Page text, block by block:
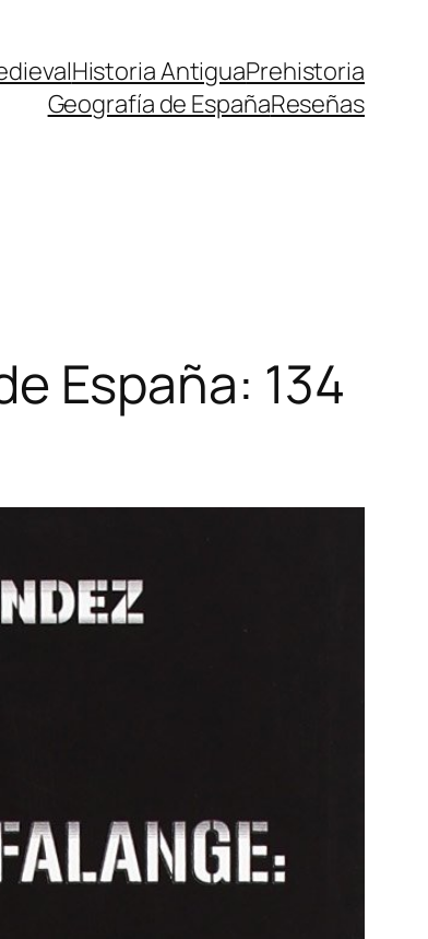
Historia AntiguaPrehistoria
Geografía de EspañaReseñas
España: 134